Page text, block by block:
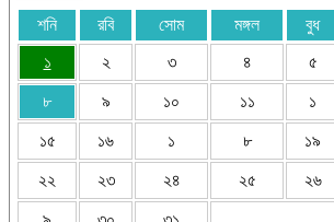
শনি রবি সোম মঙ্গল বুধ
১
২ ৩ ৪ ৫
৮ ৯ ১০ ১১ ১
১৫ ১৬ ১ ৮ ১৯
২২ ২৩ ২৪ ২৫ ২৬